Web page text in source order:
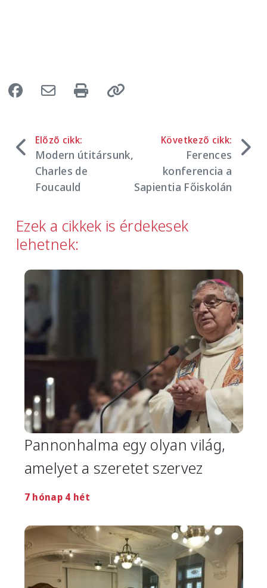
Előző cikk:
Modern útitársunk,
Charles de
Foucauld
Következő cikk:
Ferences
konferencia a
Sapientia Főiskolán
Ezek a cikkek is érdekesek
lehetnek:
Image
Pannonhalma egy olyan világ,
amelyet a szeretet szervez
7 hónap 4 hét
Image